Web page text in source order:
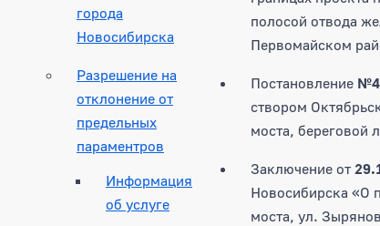
города
Новосибирска
Разрешение на
отклонение от
предельных
параментров
Информация
об услуге
полосой отвода
Первомайском
Постановление
створом
моста, береговой
Заключение от
Новосибирска «О
моста, ул.